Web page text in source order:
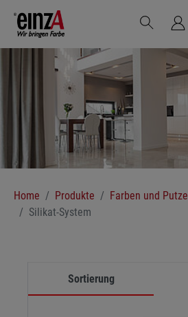
Zum Hauptinhalt springen
Home Produkte Farben und Putze
Silikat-System
Sortierung